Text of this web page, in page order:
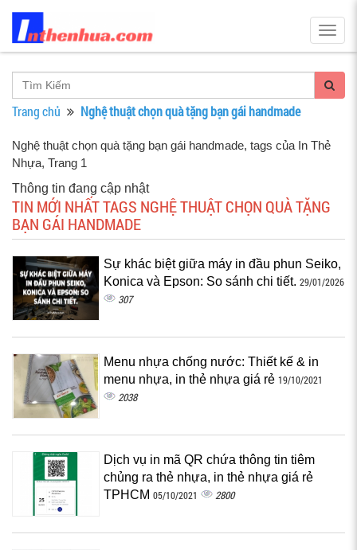
Trang chủ Nghệ thuật chọn quà tặng bạn gái handmade
Nghệ thuật chọn quà tặng bạn gái handmade, tags của In Thẻ
Nhựa, Trang 1
Thông tin đang cập nhật
TIN MỚI NHẤT TAGS NGHỆ THUẬT CHỌN QUÀ TẶNG
BẠN GÁI HANDMADE
Sự khác biệt giữa máy in đầu phun Seiko,
Konica và Epson: So sánh chi tiết. 29/01/2026
307
Menu nhựa chống nước: Thiết kế & in
menu nhựa, in thẻ nhựa giá rẻ 19/10/2021
2038
Dịch vụ in mã QR chứa thông tin tiêm
chủng ra thẻ nhựa, in thẻ nhựa giá rẻ
TPHCM 05/10/2021 2800